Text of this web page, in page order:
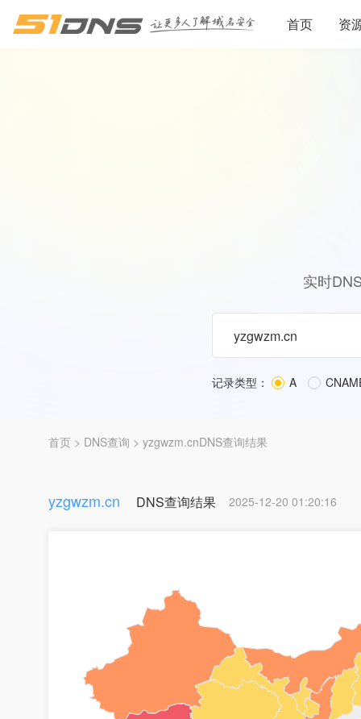
首页 资
实时
记录类型： A
首页 > DNS查询 > yzgwzm.cnDNS查询结果
yzgwzm.cn DNS查询结果 2025-12-20 01:20:16